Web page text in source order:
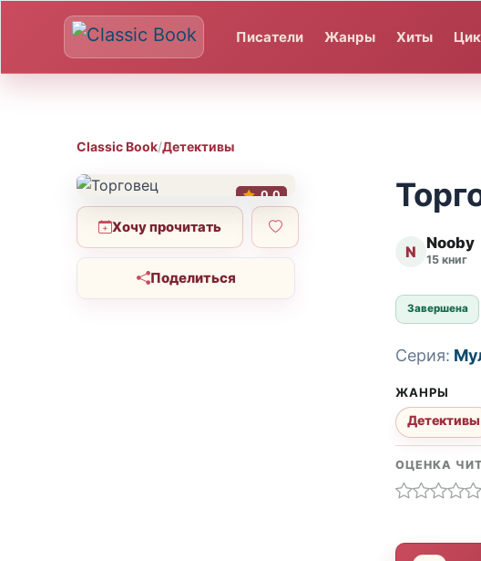
Писатели Жанры Хиты
Classic Book/Детективы
0.0
Хочу прочитать
Поделиться
N Nooby
15 книг
Завершена
Серия:
ЖАНРЫ
Детективы
ОЦЕНКА